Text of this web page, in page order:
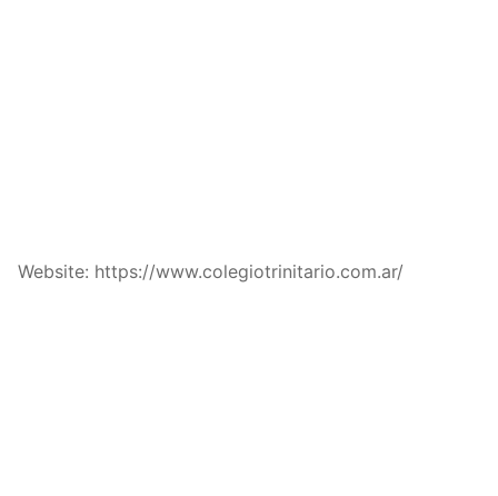
Website: https://www.colegiotrinitario.com.ar/